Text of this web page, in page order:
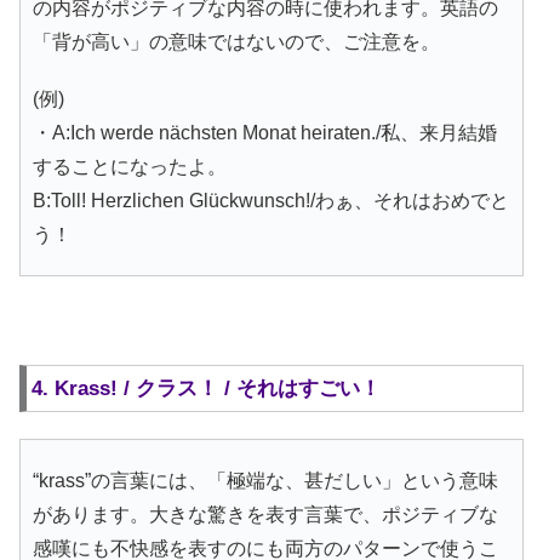
の内容がポジティブな内容の時に使われます。英語の
「背が高い」の意味ではないので、ご注意を。
(例)
・A:Ich werde nächsten Monat heiraten./私、来月結婚
することになったよ。
B:Toll! Herzlichen Glückwunsch!/わぁ、それはおめでと
う！
4. Krass! / クラス！ / それはすごい！
“krass”の言葉には、「極端な、甚だしい」という意味
があります。大きな驚きを表す言葉で、ポジティブな
感嘆にも不快感を表すのにも両方のパターンで使うこ